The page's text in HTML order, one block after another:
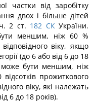
частки від заробітку
двох і більше дітей
2 ст. 182 СКУкраїни.
меншим, ніж 60 %
віку, якщо
(до 6 або від 6 до 18
може бути меншим, ніж
прожиткового
віку, які належать
6 до 18 років).